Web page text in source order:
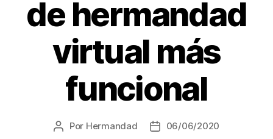
de hermandad
virtual más
funcional
Por Hermandad 06/06/2020